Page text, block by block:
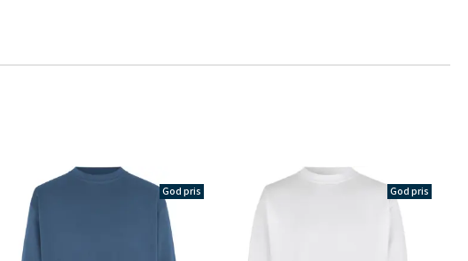
God pris God pris